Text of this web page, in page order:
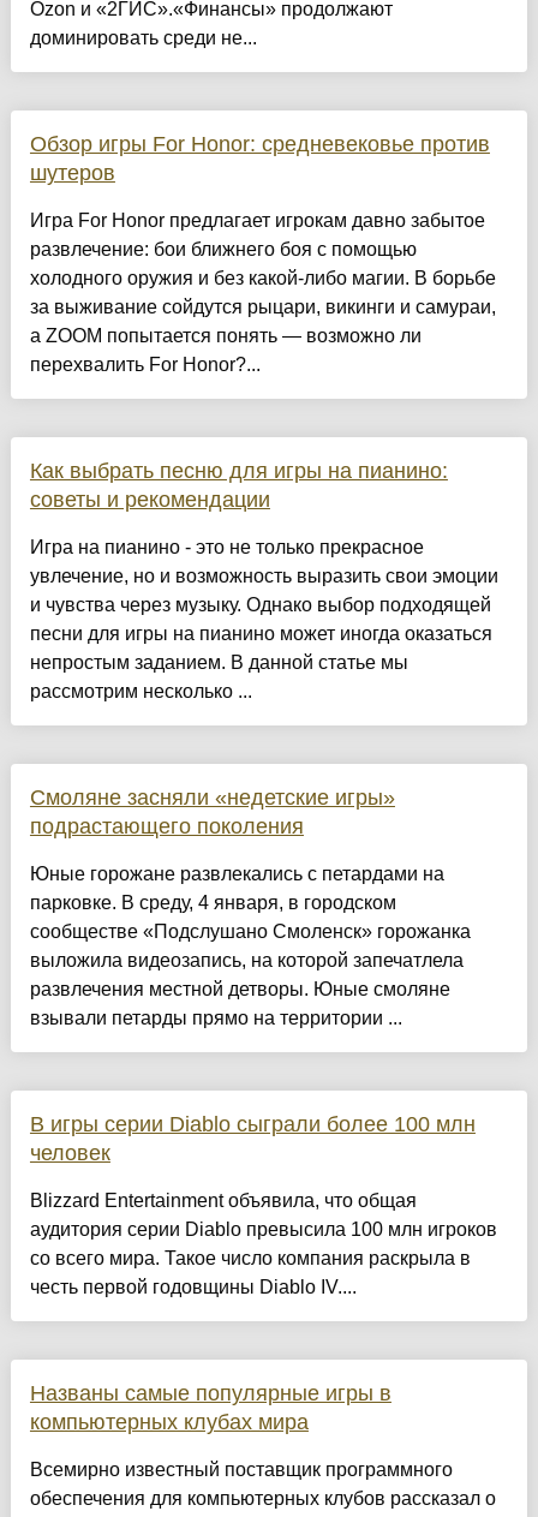
Ozon и «2ГИС».«Финансы» продолжают
доминировать среди не...
Обзор игры For Honor: средневековье против
шутеров
Игра For Honor предлагает игрокам давно забытое
развлечение: бои ближнего боя с помощью
холодного оружия и без какой-либо магии. В борьбе
за выживание сойдутся рыцари, викинги и самураи,
а ZOOM попытается понять — возможно ли
перехвалить For Honor?...
Как выбрать песню для игры на пианино:
советы и рекомендации
Игра на пианино - это не только прекрасное
увлечение, но и возможность выразить свои эмоции
и чувства через музыку. Однако выбор подходящей
песни для игры на пианино может иногда оказаться
непростым заданием. В данной статье мы
рассмотрим несколько ...
Смоляне засняли «недетские игры»
подрастающего поколения
Юные горожане развлекались с петардами на
парковке. В среду, 4 января, в городском
сообществе «Подслушано Смоленск» горожанка
выложила видеозапись, на которой запечатлела
развлечения местной детворы. Юные смоляне
взывали петарды прямо на территории ...
В игры серии Diablo сыграли более 100 млн
человек
Blizzard Entertainment объявила, что общая
аудитория серии Diablo превысила 100 млн игроков
со всего мира. Такое число компания раскрыла в
честь первой годовщины Diablo IV....
Названы самые популярные игры в
компьютерных клубах мира
Всемирно известный поставщик программного
обеспечения для компьютерных клубов рассказал о